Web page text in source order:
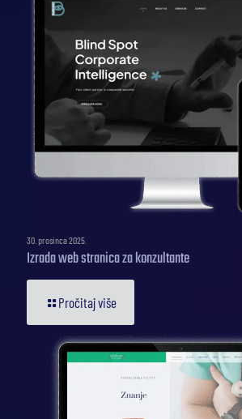
30. prosinca 2025.
Izrada web stranica za konzultante
Pročitaj više